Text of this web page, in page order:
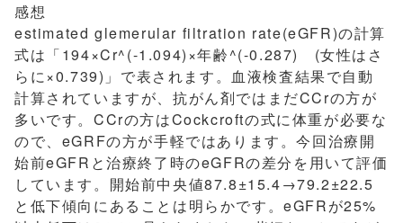
感想
estimated glemerular filtration rate(eGFR)の計算
式は「194×Cr^(-1.094)×年齢^(-0.287) (女性はさ
らに×0.739)」で表されます。血液検査結果で自動
計算されていますが、抗がん剤ではまだCCrの方が
多いです。CCrの方はCockcroftの式に体重が必要な
ので、eGRFの方が手軽ではあります。今回治療開
始前eGFRと治療終了時のeGFRの差分を用いて評価
しています。開始前中央値87.8±15.4→79.2±22.5
と低下傾向にあることは明らかです。eGFRが25%